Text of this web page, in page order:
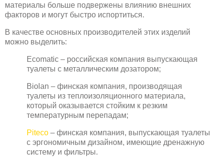
материалы больше подвержены влиянию внешних
факторов и могут быстро испортиться.
В качестве основных производителей этих изделий
можно выделить:
Ecomatic – российская компания выпускающая
туалеты с металлическим дозатором;
Biolan – финская компания, производящая
туалеты из теплоизоляционного материала,
который оказывается стойким к резким
температурным перепадам;
Piteco – финская компания, выпускающая туалеты
с эргономичным дизайном, имеющие дренажную
систему и фильтры.